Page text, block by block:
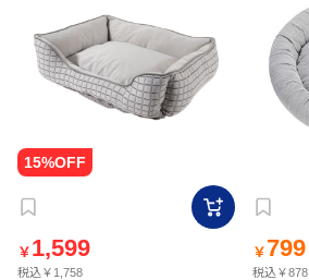
￥ 1,599
税込￥1,758
￥ 799
税込￥878